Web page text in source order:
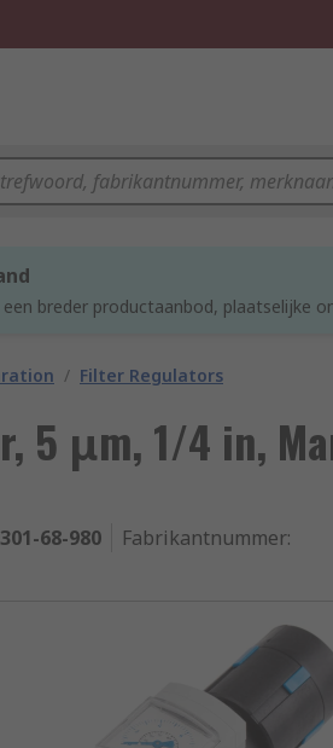
breder productaanbod, plaatselijke
/ Filter Regulators
5 μm, 1/4 in,
301-68-980 Fabrikantnummer: